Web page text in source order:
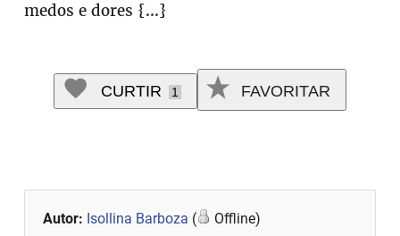
medos e dores {...}
CURTIR 1 FAVORITAR
Autor: Isollina Barboza ( Offline)